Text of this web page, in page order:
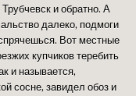
и обратно. А
далеко, подмоги
Вот местные
купчиков теребить
и называется,
сосне, завидел обоз и